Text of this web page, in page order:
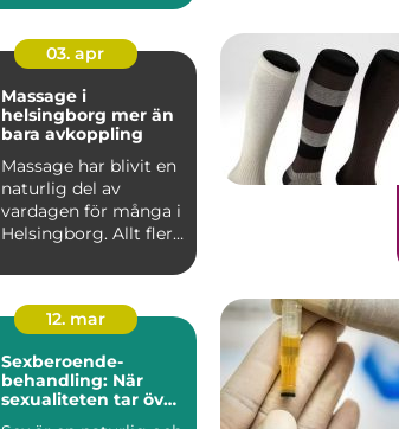
dagens vård: tid,
kontinu...
03. apr
Massage i
helsingborg mer än
bara avkoppling
Massage har blivit en
naturlig del av
vardagen för många i
Helsingborg. Allt fler
12. mar
Sexberoende-
behandling: När
sexualiteten tar över